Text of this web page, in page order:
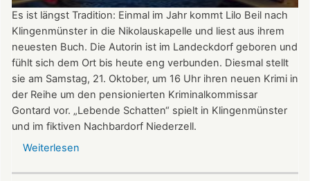
Es ist längst Tradition: Einmal im Jahr kommt Lilo Beil nach
Klingenmünster in die Nikolauskapelle und liest aus ihrem
neuesten Buch. Die Autorin ist im Landeckdorf geboren und
fühlt sich dem Ort bis heute eng verbunden. Diesmal stellt
sie am Samstag, 21. Oktober, um 16 Uhr ihren neuen Krimi in
der Reihe um den pensionierten Kriminalkommissar
Gontard vor. „Lebende Schatten“ spielt in Klingenmünster
und im fiktiven Nachbardorf Niederzell.
Weiterlesen